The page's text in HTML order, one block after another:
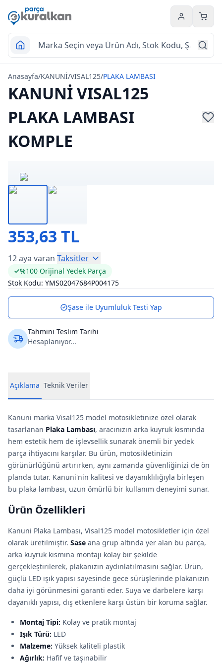
Hesabım
Anasayfa/KANUNİ/VISAL125/PLAKA LAMBASI
KANUNİ VISAL125
PLAKA LAMBASI
KOMPLE
353,63 TL
12 aya varan Taksitler
%100 Orijinal Yedek Parça
Stok Kodu: YMS02047684P004175
Şase ile Uyumluluk Testi Yap
Tahmini Teslim Tarihi
Hesaplanıyor...
Açıklama Teknik Veriler
Kanuni marka Visal125 model motosikletinize özel olarak
tasarlanan Plaka Lambası, aracınızın arka kuyruk kısmında
hem estetik hem de işlevsellik sunarak önemli bir yedek
parça ihtiyacını karşılar. Bu ürün, motosikletinizin
görünürlüğünü artırırken, aynı zamanda güvenliğinizi de ön
planda tutar. Kanuni'nin kalitesi ve dayanıklılığıyla birleşen
bu plaka lambası, uzun ömürlü bir kullanım deneyimi sunar.
Ürün Özellikleri
Kanuni Plaka Lambası, Visal125 model motosikletler için özel
olarak üretilmiştir. Sase ana grup altında yer alan bu parça,
arka kuyruk kısmına montajı kolay bir şekilde
gerçekleştirilerek, plakanızın aydınlatılmasını sağlar. Ürün,
güçlü LED ışık yapısı sayesinde gece sürüşlerinde plakanızın
daha iyi görünmesini garanti eder. Suya ve darbelere karşı
dayanıklı yapısı, dış etkenlere karşı üstün bir koruma sağlar.
Montaj Tipi: Kolay ve pratik montaj
Işık Türü: LED
Malzeme: Yüksek kaliteli plastik
Ağırlık: Hafif ve taşınabilir